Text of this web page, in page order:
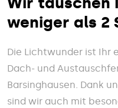
weniger als 2
Die Lichtwunder ist Ihr
Dach- und
Barsinghausen. Dank
sind wir auch mit